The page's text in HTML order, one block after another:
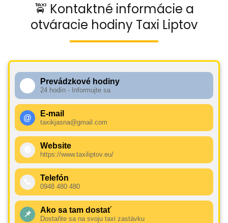
🚖 Kontaktné informácie a
otváracie hodiny Taxi Liptov
Prevádzkové hodiny
24 hodín - Informujte sa
@ E-mail
taxikjasna@gmail.com
Website
https://www.taxiliptov.eu/
Telefón
0948 480 480
📌 Ako sa tam dostať
Dostaňte sa na svoju taxi zastávku